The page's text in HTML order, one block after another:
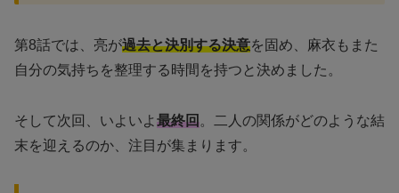
第8話では、亮が過去と決別する決意を固め、麻衣もまた
自分の気持ちを整理する時間を持つと決めました。
そして次回、いよいよ最終回。二人の関係がどのような結
末を迎えるのか、注目が集まります。